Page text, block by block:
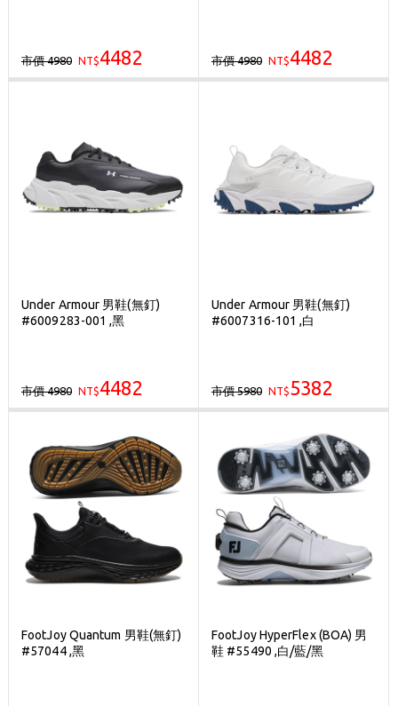
市價 4980 NT$4482 市價 4980 NT$4482
Under Armour 男鞋(無釘)
#6009283-001 ,黑
市價 4980 NT$4482
Under Armour 男鞋(無釘)
#6007316-101 ,白
市價 5980 NT$5382
FootJoy Quantum 男鞋(無釘)
#57044 ,黑
FootJoy HyperFlex (BOA) 男
鞋 #55490 ,白/藍/黑